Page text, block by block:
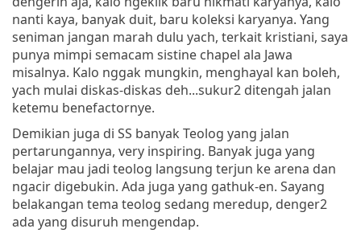
nanti kaya, banyak duit, baru koleksi karyanya. Yang
seniman jangan marah dulu yach, terkait kristiani, saya
punya mimpi semacam sistine chapel ala Jawa
misalnya. Kalo nggak mungkin, menghayal kan boleh,
yach mulai diskas-diskas deh...sukur2 ditengah jalan
ketemu benefactornye.
Demikian juga di SS banyak Teolog yang jalan
pertarungannya, very inspiring. Banyak juga yang
belajar mau jadi teolog langsung terjun ke arena dan
ngacir digebukin. Ada juga yang gathuk-en. Sayang
belakangan tema teolog sedang meredup, denger2
ada yang disuruh mengendap.